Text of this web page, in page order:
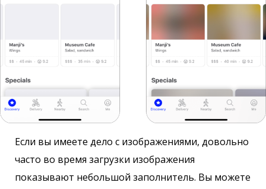
Если вы имеете дело с изображениями, довольно
часто во время загрузки изображения
показывают небольшой заполнитель. Вы можете